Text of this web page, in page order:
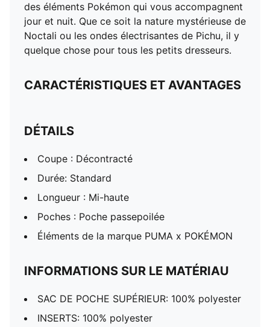
des éléments Pokémon qui vous accompagnent
jour et nuit. Que ce soit la nature mystérieuse de
Noctali ou les ondes électrisantes de Pichu, il y
quelque chose pour tous les petits dresseurs.
CARACTÉRISTIQUES ET AVANTAGES
DÉTAILS
Coupe : Décontracté
Durée: Standard
Longueur : Mi-haute
Poches : Poche passepoilée
Éléments de la marque PUMA x POKÉMON
INFORMATIONS SUR LE MATÉRIAU
SAC DE POCHE SUPÉRIEUR: 100% polyester
INSERTS: 100% polyester